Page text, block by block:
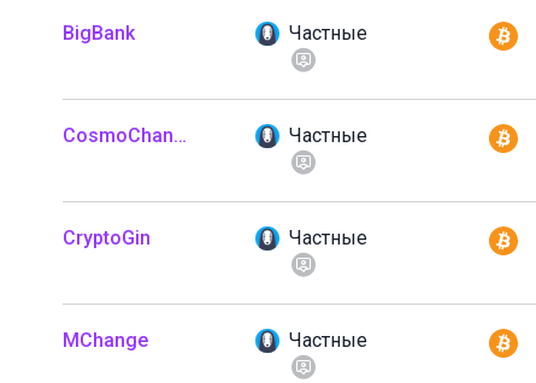
BigBank Частные
CosmoChanger Частные
CryptoGin Частные
MChange Частные